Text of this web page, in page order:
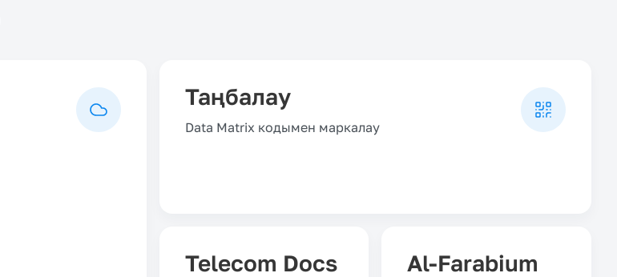
Таңбалау
Data Matrix кодымен маркалау
Telecom Docs Al-Farabium